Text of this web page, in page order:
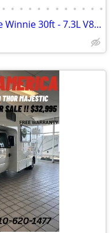
• • • • • • • • • • • •
2021 Winnebago Minnie Winnie 30ft - 7.3L V8 “Godzilla Engine"